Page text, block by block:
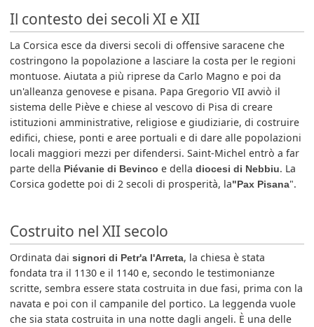
Il contesto dei secoli XI e XII
La Corsica esce da diversi secoli di offensive saracene che
costringono la popolazione a lasciare la costa per le regioni
montuose. Aiutata a più riprese da Carlo Magno e poi da
un'alleanza genovese e pisana. Papa Gregorio VII avviò il
sistema delle Piève e chiese al vescovo di Pisa di creare
istituzioni amministrative, religiose e giudiziarie, di costruire
edifici, chiese, ponti e aree portuali e di dare alle popolazioni
locali maggiori mezzi per difendersi. Saint-Michel entrò a far
parte della Piévanie di Bevinco e delladiocesi di Nebbiu. La
Corsica godette poi di 2 secoli di prosperità, la"Pax Pisana".
Costruito nel XII secolo
Ordinata daisignori di Petr'a l'Arreta, la chiesa è stata
fondata tra il 1130 e il 1140 e, secondo le testimonianze
scritte, sembra essere stata costruita in due fasi, prima con la
navata e poi con il campanile del portico. La leggenda vuole
che sia stata costruita in una notte dagli angeli. È una delle